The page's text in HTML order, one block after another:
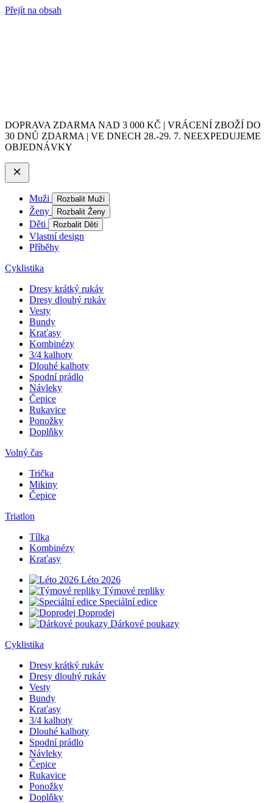
Přejít na obsah
DOPRAVA ZDARMA NAD 3 000 KČ | VRÁCENÍ ZBOŽÍ DO
30 DNŮ ZDARMA | VE DNECH 28.-29. 7. NEEXPEDUJEME
OBJEDNÁVKY
Muži Rozbalit Muži
Ženy Rozbalit Ženy
Děti Rozbalit Děti
Vlastní design
Příběhy
Cyklistika
Dresy krátký rukáv
Dresy dlouhý rukáv
Vesty
Bundy
Kraťasy
Kombinézy
3/4 kalhoty
Dlouhé kalhoty
Spodní prádlo
Návleky
Čepice
Rukavice
Ponožky
Doplňky
Volný čas
Trička
Mikiny
Čepice
Triatlon
Tílka
Kombinézy
Kraťasy
Léto 2026
Týmové repliky
Speciální edice
Doprodej
Dárkové poukazy
Cyklistika
Dresy krátký rukáv
Dresy dlouhý rukáv
Vesty
Bundy
Kraťasy
3/4 kalhoty
Dlouhé kalhoty
Spodní prádlo
Návleky
Čepice
Rukavice
Ponožky
Doplňky